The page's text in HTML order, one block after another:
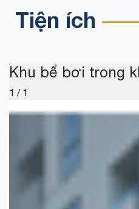
Tiện ích
Khu bể bơi trong
1 / 1